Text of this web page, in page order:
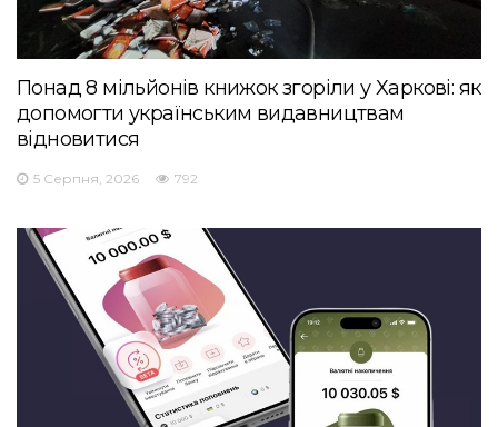
Понад 8 мільйонів книжок згоріли у Харкові: як
допомогти українським видавництвам
відновитися
5 Серпня, 2026 792